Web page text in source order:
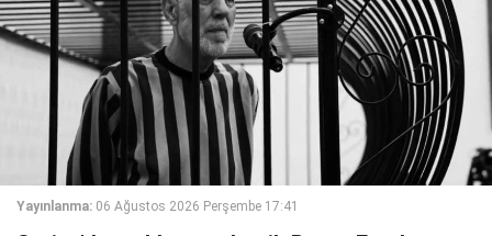
Yayınlanma: 06 Ağustos 2026 Perşembe 17:41